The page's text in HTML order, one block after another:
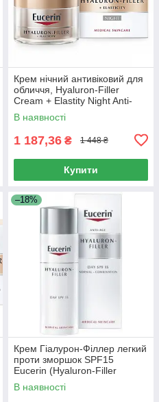
Крем нічний антивіковий для
обличчя, Hyaluron-Filler
Cream + Elastity Night Anti-
Aging for Face, Eucerin, 50 мл
В наявності
1 187,36 ₴ 1 448 ₴
Купити
–18%
Крем Гіалурон-Філлер легкий
проти зморшок SPF15
Eucerin (Hyaluron-Filler
Сream Light Anti-Wrinkle) 50
мл
В наявності